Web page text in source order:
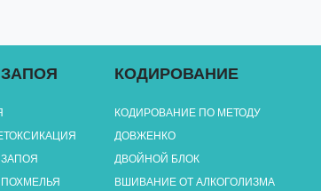
КОДИРОВАНИЕ
КОДИРОВАНИЕ ПО МЕТОДУ
ДОВЖЕНКО
ДВОЙНОЙ БЛОК
ВШИВАНИЕ ОТ АЛКОГОЛИЗМА